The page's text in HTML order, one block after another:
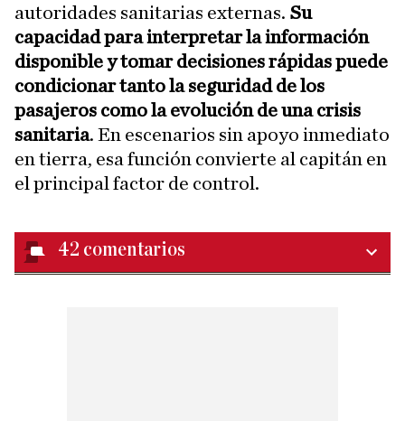
autoridades sanitarias externas. Su
capacidad para interpretar la información
disponible y tomar decisiones rápidas puede
condicionar tanto la seguridad de los
pasajeros como la evolución de una crisis
sanitaria. En escenarios sin apoyo inmediato
en tierra, esa función convierte al capitán en
el principal factor de control.
42 comentarios